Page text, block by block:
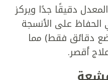
دقيقًا جدًا ويركز
الحفاظ على الأنسجة
دقائق فقط) مما
أقصر.